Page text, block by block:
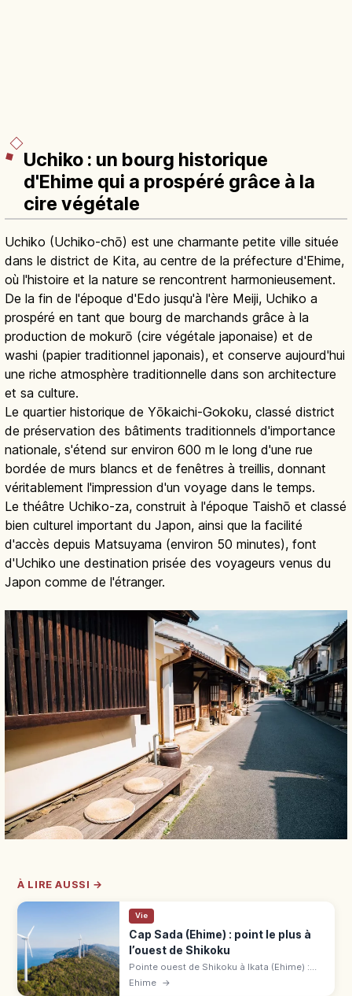
Uchiko : un bourg historique
d'Ehime qui a prospéré grâce à la
cire végétale
Uchiko (Uchiko-chō) est une charmante petite ville située
dans le district de Kita, au centre de la préfecture d'Ehime,
où l'histoire et la nature se rencontrent harmonieusement.
De la fin de l'époque d'Edo jusqu'à l'ère Meiji, Uchiko a
prospéré en tant que bourg de marchands grâce à la
production de mokurō (cire végétale japonaise) et de
washi (papier traditionnel japonais), et conserve aujourd'hui
une riche atmosphère traditionnelle dans son architecture
et sa culture.
Le quartier historique de Yōkaichi-Gokoku, classé district
de préservation des bâtiments traditionnels d'importance
nationale, s'étend sur environ 600 m le long d'une rue
bordée de murs blancs et de fenêtres à treillis, donnant
véritablement l'impression d'un voyage dans le temps.
Le théâtre Uchiko-za, construit à l'époque Taishō et classé
bien culturel important du Japon, ainsi que la facilité
d'accès depuis Matsuyama (environ 50 minutes), font
d'Uchiko une destination prisée des voyageurs venus du
Japon comme de l'étranger.
À LIRE AUSSI →
Vie
Cap Sada (Ehime) : point le plus à
l’ouest de Shikoku
Pointe ouest de Shikoku à Ikata (Ehime) :
phare blanc, observatoire Tsubakiyama,
Ehime →